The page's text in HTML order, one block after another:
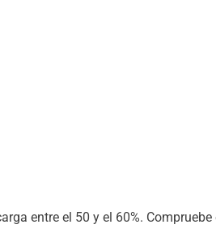
entre el 50 y el 60%.